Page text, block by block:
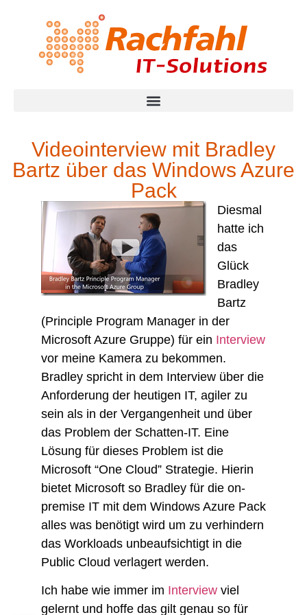
Videointerview mit Bradley
Bartz über das Windows Azure
Pack
Diesmal
hatte ich
das
Glück
Bradley
Bartz
(Principle Program Manager in der
Microsoft Azure Gruppe) für ein Interview
vor meine Kamera zu bekommen.
Bradley spricht in dem Interview über die
Anforderung der heutigen IT, agiler zu
sein als in der Vergangenheit und über
das Problem der Schatten-IT. Eine
Lösung für dieses Problem ist die
Microsoft “One Cloud” Strategie. Hierin
bietet Microsoft so Bradley für die on-
premise IT mit dem Windows Azure Pack
alles was benötigt wird um zu verhindern
das Workloads unbeaufsichtigt in die
Public Cloud verlagert werden.
Ich habe wie immer im Interview viel
gelernt und hoffe das gilt genau so für